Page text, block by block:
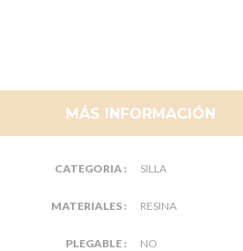
MÁS INFORMACIÓN
CATEGORIA : SILLA
MATERIALES : RESINA
PLEGABLE : NO